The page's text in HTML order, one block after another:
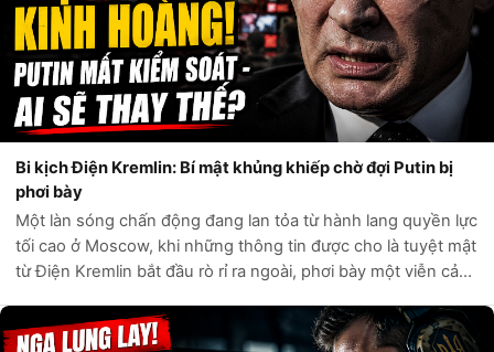
Bi kịch Điện Kremlin: Bí mật khủng khiếp chờ đợi Putin bị
phơi bày
Một làn sóng chấn động đang lan tỏa từ hành lang quyền lực
tối cao ở Moscow, khi những thông tin được cho là tuyệt mật
từ Điện Kremlin bắt đầu rò rỉ ra ngoài, phơi bày một viễn cảnh
Tây từng đư...